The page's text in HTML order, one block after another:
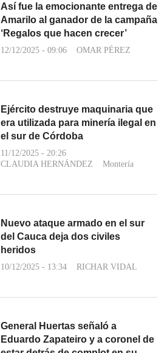
Así fue la emocionante entrega de
Amarilo al ganador de la campaña
‘Regalos que hacen crecer’
12/12/2025 - 09:06 OMAR PÉREZ
Ejército destruye maquinaria que
era utilizada para minería ilegal en
el sur de Córdoba
11/12/2025 - 20:26
CLAUDIA HERNÁNDEZ
Montería
Nuevo ataque armado en el sur
del Cauca deja dos civiles
heridos
10/12/2025 - 13:34 RICHAR VIDAL
General Huertas señaló a
Eduardo Zapateiro y a coronel de